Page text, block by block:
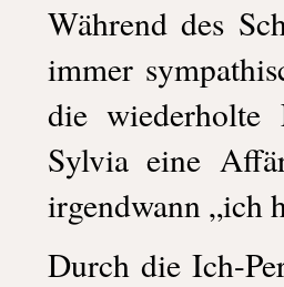
Während des
immer
die wiederholte
Sylvia eine
irgendwann „ich
Durch die Ich-